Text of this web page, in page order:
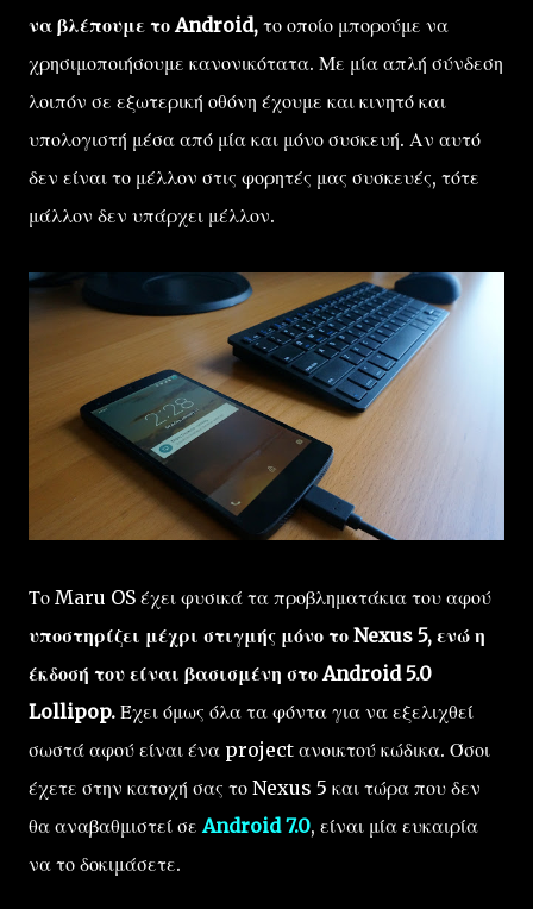
να βλέπουμε το Android, το οποίο μπορούμε να
χρησιμοποιήσουμε κανονικότατα. Με μία απλή σύνδεση
λοιπόν σε εξωτερική οθόνη έχουμε και κινητό και
υπολογιστή μέσα από μία και μόνο συσκευή. Αν αυτό
δεν είναι το μέλλον στις φορητές μας συσκευές, τότε
μάλλον δεν υπάρχει μέλλον.
Το Maru OS έχει φυσικά τα προβληματάκια του αφού
υποστηρίζει μέχρι στιγμής μόνο το Nexus 5, ενώ η
έκδοσή του είναι βασισμένη στο Android 5.0
Lollipop. Έχει όμως όλα τα φόντα για να εξελιχθεί
σωστά αφού είναι ένα project ανοικτού κώδικα. Όσοι
έχετε στην κατοχή σας το Nexus 5 και τώρα που δεν
θα αναβαθμιστεί σε Android 7.0, είναι μία ευκαιρία
να το δοκιμάσετε.